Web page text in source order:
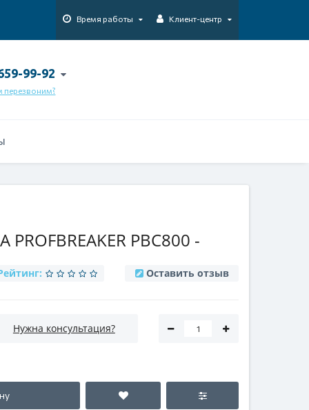
Время работы Клиент-центр
99-92
перезвоним?
PBC800 -
Оставить отзыв
Нужна консультация?